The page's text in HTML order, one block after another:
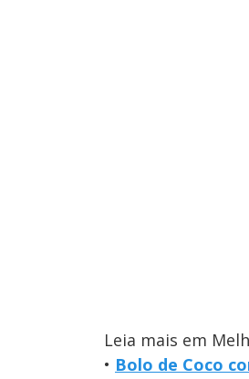
Leia mais em
• Bolo de Coco